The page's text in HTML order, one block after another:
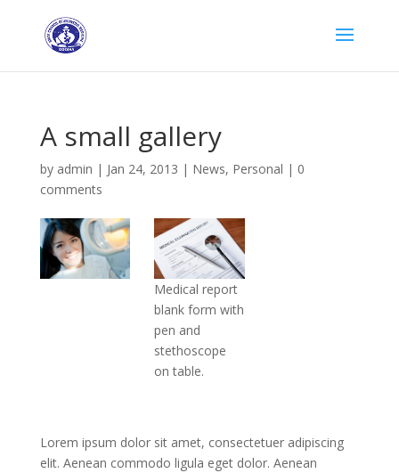
A small gallery
by admin | Jan 24, 2013 | News, Personal | 0
comments
Medical report
blank form with
pen and
stethoscope
on table.
Lorem ipsum dolor sit amet, consectetuer adipiscing
elit. Aenean commodo ligula eget dolor. Aenean